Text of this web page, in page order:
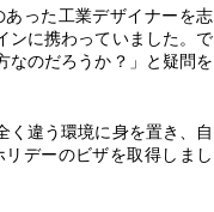
った工業デザイナーを志
ンに携わっていました。で
なのだろうか？」と疑問を
く違う環境に身を置き、自
デーのビザを取得しまし